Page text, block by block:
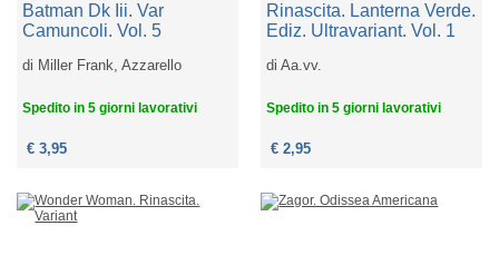
Batman Dk Iii. Var
Camuncoli. Vol. 5
di Miller Frank, Azzarello
Spedito in 5 giorni lavorativi
€ 3,95
Rinascita. Lanterna Verde.
Ediz. Ultravariant. Vol. 1
diAa.vv.
Spedito in 5 giorni lavorativi
€ 2,95